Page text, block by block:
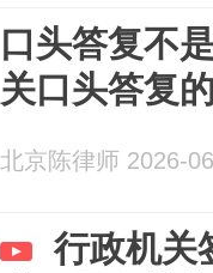
口头答复不
关口头答复
北京陈律师 2026-
行政机关